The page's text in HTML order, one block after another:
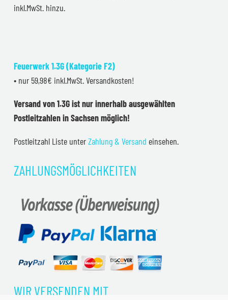
inkl.MwSt. hinzu.
Feuerwerk 1.3G (Kategorie F2)
• nur 59,98€ inkl.MwSt. Versandkosten!
Versand von 1.3G ist nur innerhalb ausgewählten
Postleitzahlen in Sachsen möglich!
Postleitzahl Liste unterZahlung & Versand einsehen.
ZAHLUNGSMÖGLICHKEITEN
WIR VERSENDEN MIT